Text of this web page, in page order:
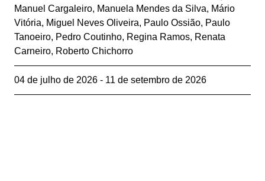
Manuel Cargaleiro, Manuela Mendes da Silva, Mário
Vitória, Miguel Neves Oliveira, Paulo Ossião, Paulo
Tanoeiro, Pedro Coutinho, Regina Ramos, Renata
Carneiro, Roberto Chichorro
04 de julho de 2026 - 11 de setembro de 2026